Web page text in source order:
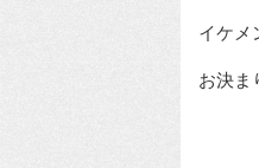
イケメ
お決ま